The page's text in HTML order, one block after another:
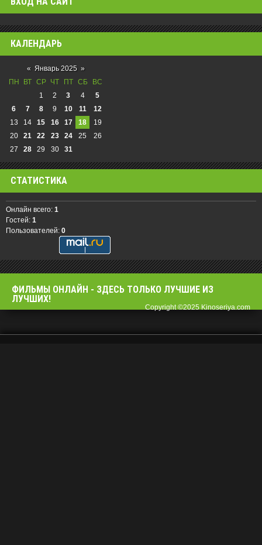
КАЛЕНДАРЬ
« Январь 2025 »
ПН
ВТ СР ЧТ ПТ СБ
ВС
1
2 3 4
5
6
7 8 9 10 11
12
13
14 15 16 17 18
19
20
21 22 23 24 25
26
27
28 29 30 31
СТАТИСТИКА
Онлайн всего: 1
Гостей: 1
Пользователей: 0
ФИЛЬМЫ OНЛАЙН - ЗДЕСЬ ТОЛЬКО ЛУЧШИЕ ИЗ
ЛУЧШИХ!
Copyright ©2025 Kinoseriya.com